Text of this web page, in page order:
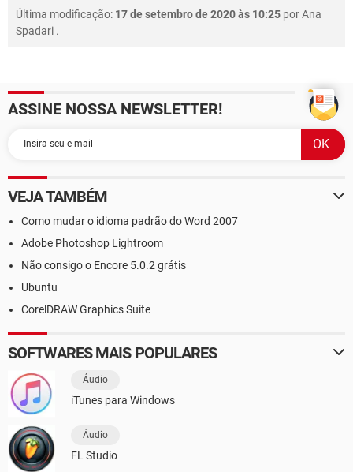
Última modificação: 17 de setembro de 2020 às 10:25 porAna
Spadari .
ASSINE NOSSA NEWSLETTER!
VEJA TAMBÉM
Como mudar o idioma padrão do Word 2007
Adobe Photoshop Lightroom
Não consigo o Encore 5.0.2 grátis
Ubuntu
CorelDRAW Graphics Suite
SOFTWARES MAIS POPULARES
Áudio
iTunes para Windows
Áudio
FL Studio